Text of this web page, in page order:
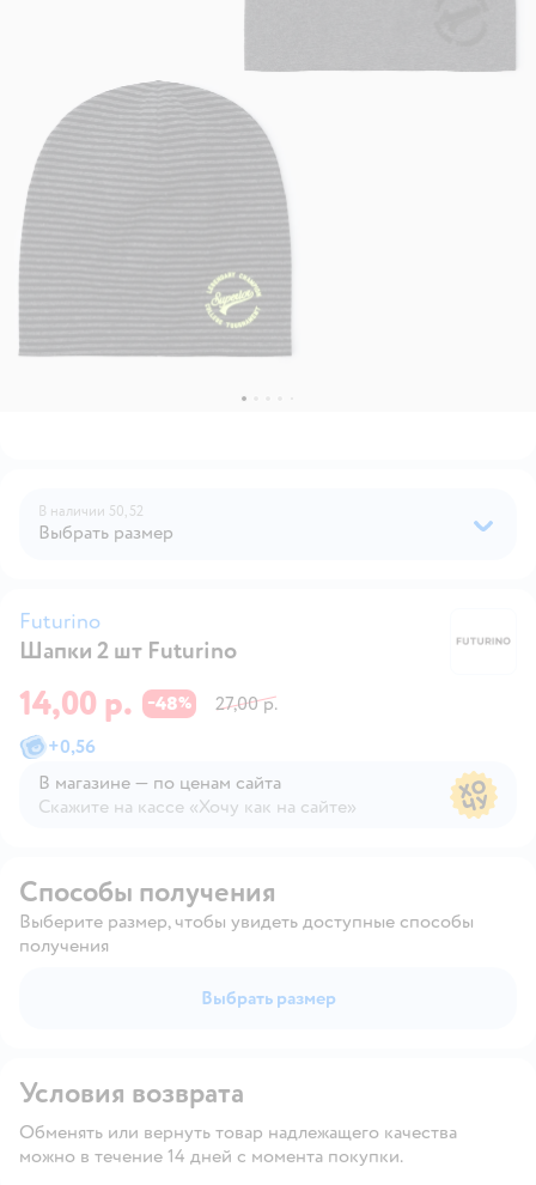
В наличии 50, 52
Выбрать размер
Futurino
Шапки 2 шт Futurino
14,00 р. −48%
27,00 р.
+0,56
В магазине — по ценам сайта
Скажите на кассе «Хочу как на сайте»
Способы получения
Выберите размер, чтобы увидеть доступные способы
получения
Выбрать размер
Условия возврата
Обменять или вернуть товар надлежащего качества
можно в течение 14 дней с момента покупки.